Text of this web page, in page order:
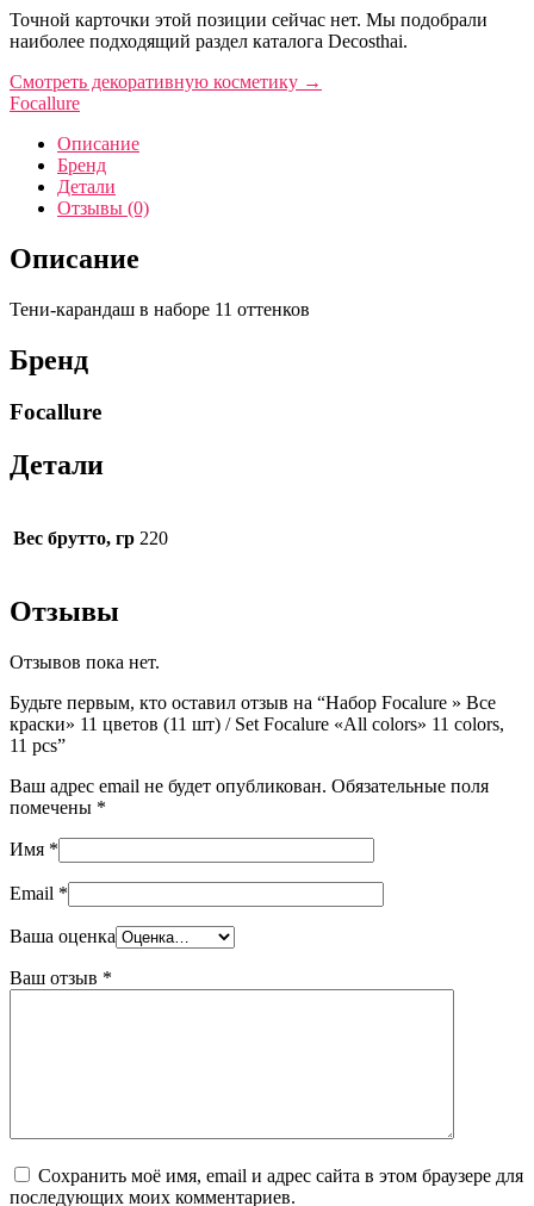
Точной карточки этой позиции сейчас нет. Мы подобрали
наиболее подходящий раздел каталога Decosthai.
Смотреть декоративную косметику →
Focallure
Описание
Бренд
Детали
Отзывы (0)
Описание
Тени-карандаш в наборе 11 оттенков
Бренд
Focallure
Детали
Вес брутто, гр 220
Отзывы
Отзывов пока нет.
Будьте первым, кто оставил отзыв на “Набор Focalure » Все
краски» 11 цветов (11 шт) / Set Focalure «All colors» 11 colors,
11 pcs”
Ваш адрес email не будет опубликован. Обязательные поля
помечены *
Имя *
Email *
Ваша оценка
Ваш отзыв *
Сохранить моё имя, email и адрес сайта в этом браузере для
последующих моих комментариев.